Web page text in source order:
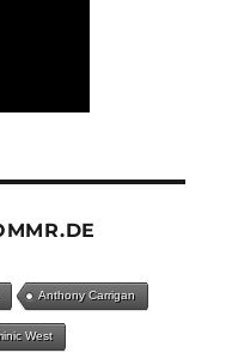
Anthony Carrigan
West